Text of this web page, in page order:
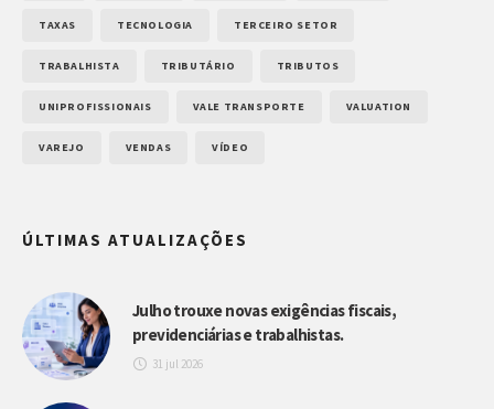
TAXAS TECNOLOGIA TERCEIRO SETOR
TRABALHISTA TRIBUTÁRIO TRIBUTOS
UNIPROFISSIONAIS VALE TRANSPORTE VALUATION
VAREJO VENDAS VÍDEO
ÚLTIMAS ATUALIZAÇÕES
Julho trouxe novas exigências fiscais,
previdenciárias e trabalhistas.
31 jul 2026